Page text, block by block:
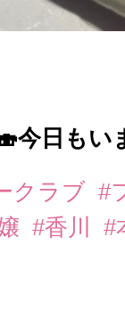
今日もい
クラブ #
#香川 #